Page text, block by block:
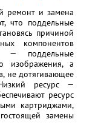
ремонт и замена
что поддельные
причиной
компонентов
— поддельные
изображения, а
не дотягивающее
ресурс —
ресурс
картриджами,
замены